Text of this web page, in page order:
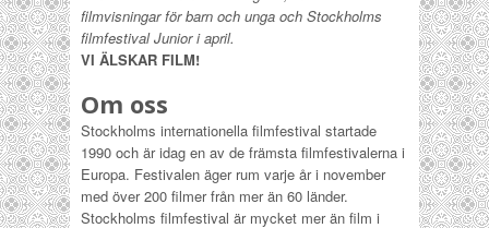
filmvisningar för barn och unga och Stockholms
filmfestival Junior i april.
VI ÄLSKAR FILM!
Om oss
Stockholms internationella filmfestival startade
1990 och är idag en av de främsta filmfestivalerna i
Europa. Festivalen äger rum varje år i november
med över 200 filmer från mer än 60 länder.
Stockholms filmfestival är mycket mer än film i